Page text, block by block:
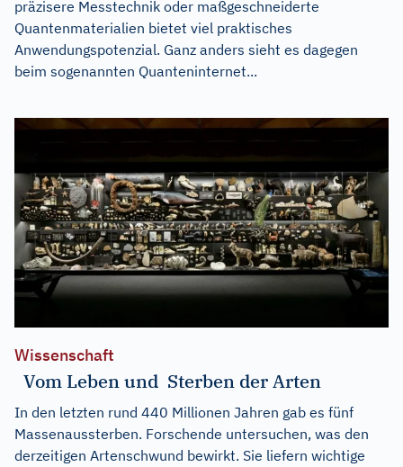
präzisere Messtechnik oder maßgeschneiderte
Quantenmaterialien bietet viel praktisches
Anwendungspotenzial. Ganz anders sieht es dagegen
beim sogenannten Quanteninternet...
Wissenschaft
Vom Leben und Sterben der Arten
In den letzten rund 440 Millionen Jahren gab es fünf
Massenaussterben. Forschende untersuchen, was den
derzeitigen Artenschwund bewirkt. Sie liefern wichtige